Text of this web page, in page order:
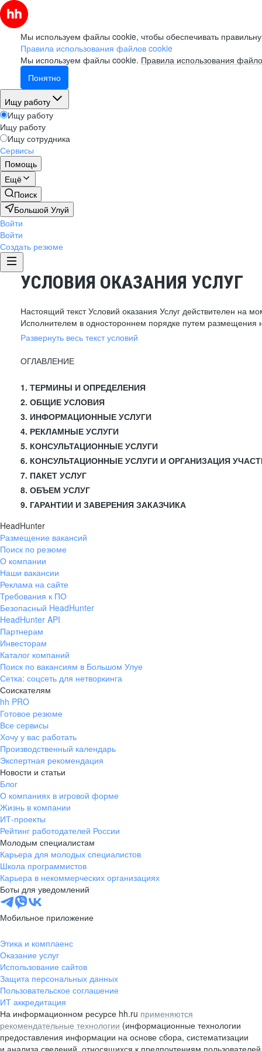
Мы используем файлы cookie, чтобы обеспечивать
Правила использования файлов cookie
Мы используем файлы cookie. Правила использования
Понятно
Ищу работу
Ищу работу
Ищу работу
Ищу сотрудника
Сервисы
Помощь
Ещё
Поиск
Большой Улуй
Войти
Войти
Создать резюме
УСЛОВИЯ ОКАЗАНИЯ УСЛУГ
Настоящий текст Условий оказания Услуг действителен на
Исполнителем в одностороннем порядке путем размещения
Развернуть весь текст условий
ОГЛАВЛЕНИЕ
1. ТЕРМИНЫ И ОПРЕДЕЛЕНИЯ
2. ОБЩИЕ УСЛОВИЯ
3. ИНФОРМАЦИОННЫЕ УСЛУГИ
4. РЕКЛАМНЫЕ УСЛУГИ
5. КОНСУЛЬТАЦИОННЫЕ УСЛУГИ
6. КОНСУЛЬТАЦИОННЫЕ УСЛУГИ И ОРГАНИЗАЦИЯ
7. ПАКЕТ УСЛУГ
8. ОБЪЕМ УСЛУГ
9. ГАРАНТИИ И ЗАВЕРЕНИЯ ЗАКАЗЧИКА
HeadHunter
Размещение вакансий
Поиск по резюме
О компании
Наши вакансии
Реклама на сайте
Требования к ПО
Безопасный HeadHunter
HeadHunter API
Партнерам
Инвесторам
Каталог компаний
Поиск по вакансиям в Большом Улуе
Сетка: соцсеть для нетворкинга
Соискателям
hh PRO
Готовое резюме
Все сервисы
Хочу у вас работать
Производственный календарь
Экспертная рекомендация
Новости и статьи
Блог
О компаниях в игровой форме
Жизнь в компании
ИТ-проекты
Рейтинг работодателей России
Молодым специалистам
Карьера для молодых специалистов
Школа программистов
Карьера в некоммерческих организациях
Боты для уведомлений
Мобильное приложение
Этика и комплаенс
Оказание услуг
Использование сайтов
Защита персональных данных
Пользовательское соглашение
ИТ аккредитация
На информационном ресурсе hh.ru применяются
рекомендательные технологии (информационные технологии
предоставления информации на основе сбора, систематизации
и анализа сведений, относящихся к предпочтениям пользователей